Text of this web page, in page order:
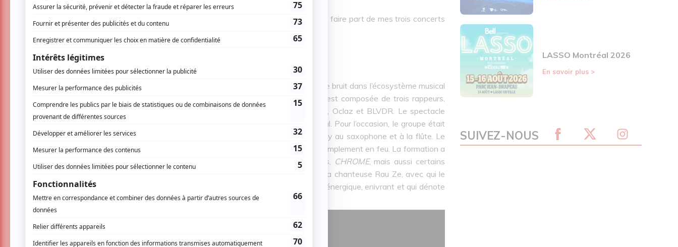
À travers toute cette belle programmation diversifiée, j’ai décidé de vous faire part de mes trois concerts
LaF
LaF est un groupe de rap originaire de Montréal qui fait de plus en plus de bruit dans l’écosystème musical
québécois. Signé sous l’étiquette des Disques 7ième Ciel, la formation est composée de trois rappeurs,
soient Mantisse, Bkay et Jamaz, ainsi que trois producteurs, soit Lloyd, Oclaz et BLVDR. Le spectacle
s’est déroulé le 9 juin à 22h30, à la fin de la première journée du festival. Pour l’occasion, le groupe était
accompagné d’Étienne L. Lavigueur aux claviers et d’Arnaud Castonguay au saxophone et à la flûte. Le
groupe a performé sur la scène Desjardins avec un public qui était tout simplement en feu. La formation a
performé des chansons provenant principalement de son dernier opus, CHROME, mais aussi certains
classiques comme Tangerine. On a eu la chance d’avoir l'apparition de la chanteuse Rau Ze, avec qui le
groupe a collaboré sur la chanson
. En somme, un spectacle énergique, enivrant et qui dénote
de l’ascension dans laquelle se retrouve LaF.
LASSO Montréal 2026
En savoir plus >
SUIVEZ-NOUS